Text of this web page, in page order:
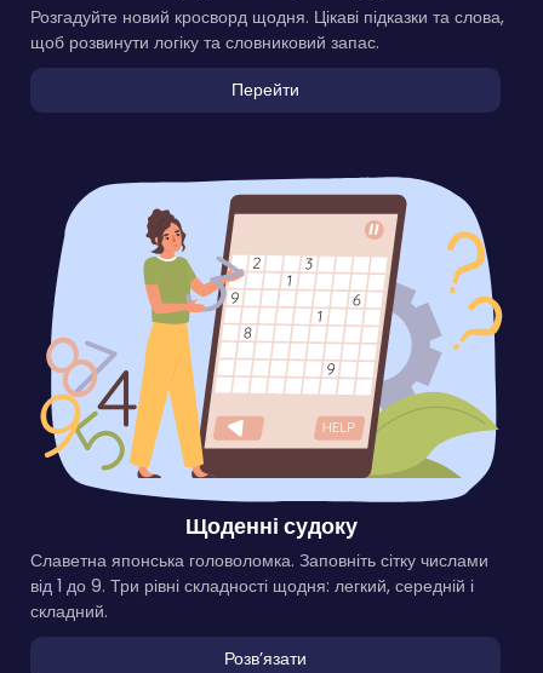
Розгадуйте новий кросворд щодня. Цікаві підказки та слова,
щоб розвинути логіку та словниковий запас.
Перейти
Щоденні судоку
Славетна японська головоломка. Заповніть сітку числами
від 1 до 9. Три рівні складності щодня: легкий, середній і
складний.
Розвʼязати